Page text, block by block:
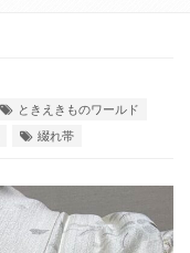
ときえきものワールド
綴れ帯